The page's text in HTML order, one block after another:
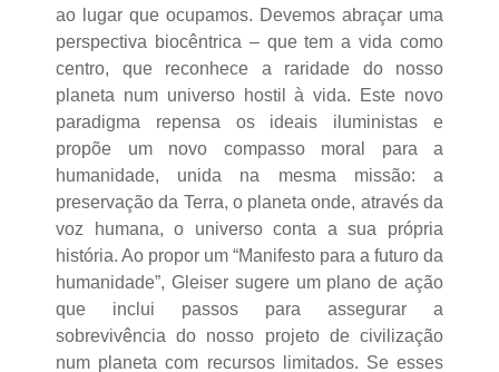
ao lugar que ocupamos. Devemos abraçar uma
perspectiva biocêntrica – que tem a vida como
centro, que reconhece a raridade do nosso
planeta num universo hostil à vida. Este novo
paradigma repensa os ideais iluministas e
propõe um novo compasso moral para a
humanidade, unida na mesma missão: a
preservação da Terra, o planeta onde, através da
voz humana, o universo conta a sua própria
história. Ao propor um “Manifesto para a futuro da
humanidade”, Gleiser sugere um plano de ação
que inclui passos para assegurar a
sobrevivência do nosso projeto de civilização
num planeta com recursos limitados. Se esses